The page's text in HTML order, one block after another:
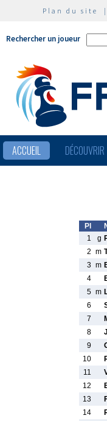
Plan du site
Rechercher un joueur
ACCUEIL DÉCOUVRIR
Pl
1
g
2 m
3 m
4
5 m
6
7
8
9
10
11
12
13
14